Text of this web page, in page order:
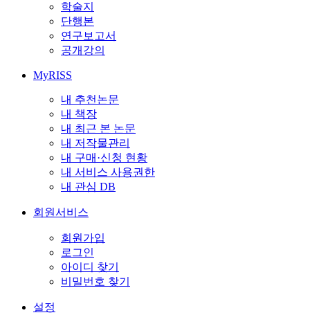
학술지
단행본
연구보고서
공개강의
MyRISS
내 추천논문
내 책장
내 최근 본 논문
내 저작물관리
내 구매·신청 현황
내 서비스 사용권한
내 관심 DB
회원서비스
회원가입
로그인
아이디 찾기
비밀번호 찾기
설정